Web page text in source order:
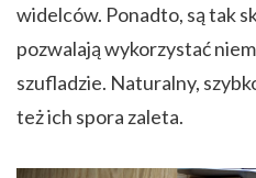
widelców. Ponadto, są tak
pozwalają wykorzystać
szufladzie. Naturalny,
też ich spora zaleta.